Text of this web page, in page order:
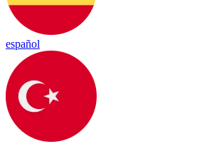
español